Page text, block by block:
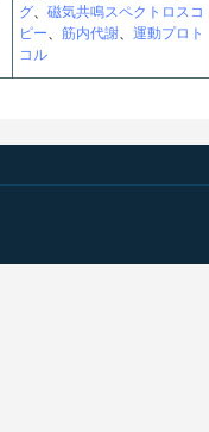
グ、 磁気共鳴スペクトロスコ
ピー、 筋内代謝、 運動プロト
コル